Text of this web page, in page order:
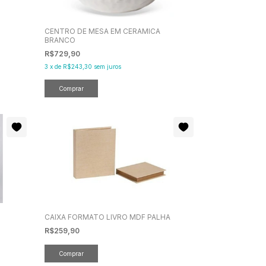
CENTRO DE MESA EM CERAMICA
BRANCO
R$729,90
3 x de R$243,30 sem juros
CAIXA FORMATO LIVRO MDF PALHA
R$259,90